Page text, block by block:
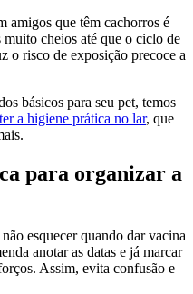
amigos que têm cachorros é
cheios até que o ciclo de
o risco de exposição precoce a
básicos para seu pet, temos
a higiene prática no lar, que
para organizar a
esquecer quando dar vacina
anotar as datas e já marcar
Assim, evita confusão e